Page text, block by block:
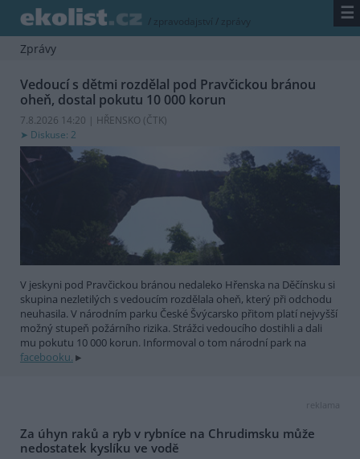
/ zpravodajství / zprávy ☰
Zprávy
Vedoucí s dětmi rozdělal pod Pravčickou bránou
oheň, dostal pokutu 10 000 korun
7.8.2026 14:20 | HŘENSKO (ČTK)
Diskuse: 2
V jeskyni pod Pravčickou bránou nedaleko Hřenska na Děčínsku si
skupina nezletilých s vedoucím rozdělala oheň, který při odchodu
neuhasila. V národním parku České Švýcarsko přitom platí nejvyšší
možný stupeň požárního rizika. Strážci vedoucího dostihli a dali
mu pokutu 10 000 korun. Informoval o tom národní park na
facebooku.
reklama
Za úhyn raků a ryb v rybníce na Chrudimsku může
nedostatek kyslíku ve vodě